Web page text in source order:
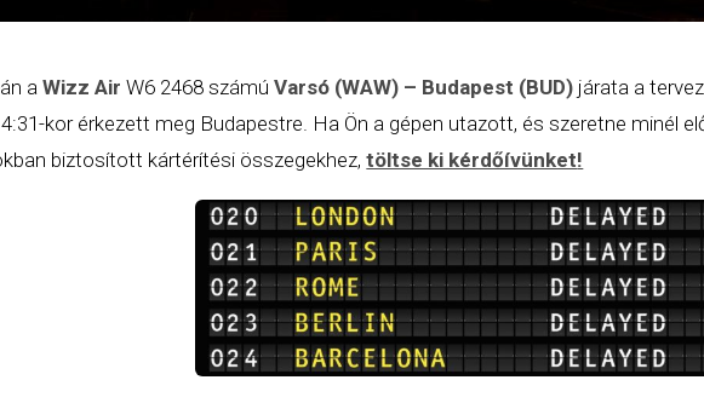
án aWizz Air W6 2468 számúVarsó (WAW) – Budapest (BUD) járata a
kor érkezett meg Budapestre. Ha Ön a gépen utazott, és szeretne minél
biztosított kártérítési összegekhez,töltse ki kérdőívünket!